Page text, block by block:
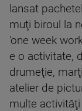
lansat
muţi biroul la
'one week
e o activitate,
drumeţie,
atelier de
multe